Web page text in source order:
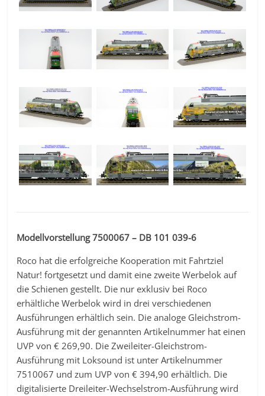
Modellvorstellung 7500067 – DB 101 039-6
Roco hat die erfolgreiche Kooperation mit Fahrtziel
Natur! fortgesetzt und damit eine zweite Werbelok auf
die Schienen gestellt. Die nur exklusiv bei Roco
erhältliche Werbelok wird in drei verschiedenen
Ausführungen erhältlich sein. Die analoge Gleichstrom-
Ausführung mit der genannten Artikelnummer hat einen
UVP von € 269,90. Die Zweileiter-Gleichstrom-
Ausführung mit Loksound ist unter Artikelnummer
7510067 und zum UVP von € 394,90 erhältlich. Die
digitalisierte Dreileiter-Wechselstrom-Ausführung wird